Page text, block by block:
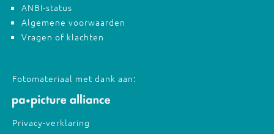
ANBI-status
Algemene voorwaarden
Vragen of klachten
Fotomateriaal met dank aan:
Privacy-verklaring